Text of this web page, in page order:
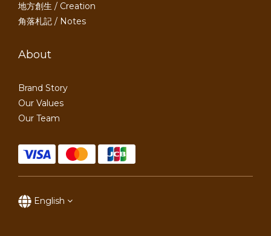
地方創生 / Creation
角落札記 / Notes
About
Brand Story
Our Values
Our Team
English